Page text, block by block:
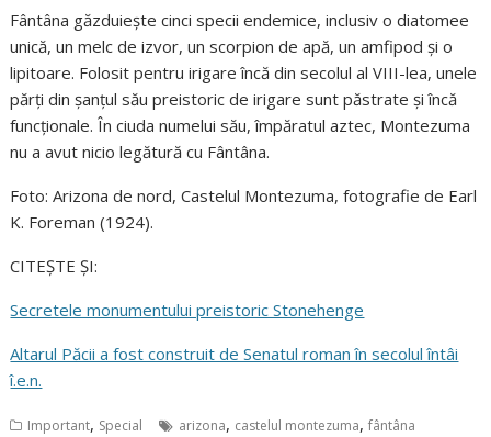
Fântâna găzduiește cinci specii endemice, inclusiv o diatomee
unică, un melc de izvor, un scorpion de apă, un amfipod și o
lipitoare. Folosit pentru irigare încă din secolul al VIII-lea, unele
părți din șanțul său preistoric de irigare sunt păstrate și încă
funcționale. În ciuda numelui său, împăratul aztec, Montezuma
nu a avut nicio legătură cu Fântâna.
Foto: Arizona de nord, Castelul Montezuma, fotografie de Earl
K. Foreman (1924).
CITEȘTE ȘI:
Secretele monumentului preistoric Stonehenge
Altarul Păcii a fost construit de Senatul roman în secolul întâi
î.e.n.
Important, Special arizona, castelul montezuma,fântâna